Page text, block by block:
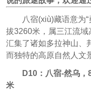
八宿(xiù)藏语意为
拔3260米，属三江流域
汇集了诸如多拉神山、
而独特的高原自然人文
D10：八宿-然乌
米